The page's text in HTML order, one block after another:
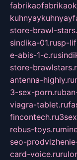
store-brawl-
sindika-01.rusp-
e-abis-1-c.ru
store-
antenna-highly.ru
3-sex-porn.ru
viagra-tablet.ru
fincontech.ru
rebus-toys.ru
seo-
card-voice.ru